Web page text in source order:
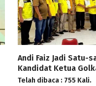
Andi Faiz Jadi Satu-
Kandidat Ketua
Telah dibaca : 755 Kali.